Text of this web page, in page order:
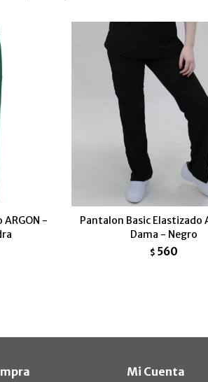
-
Pantalon Basic Elastizado
Dama - Negro
$ 560
Mi Cuenta